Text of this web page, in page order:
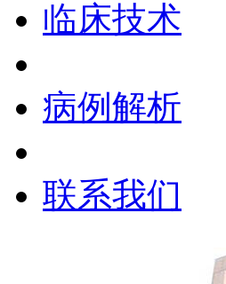
临床技术
病例解析
联系我们